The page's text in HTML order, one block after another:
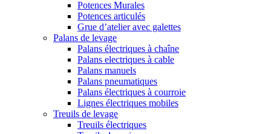
Potences Murales
Potences articulés
Grue d’atelier avec galettes
Palans de levage
Palans électriques à chaîne
Palans electriques à cable
Palans manuels
Palans pneumatiques
Palans électriques à courroie
Lignes électriques mobiles
Treuils de levage
Treuils électriques